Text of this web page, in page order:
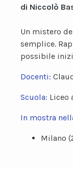
di Niccolò
Un mistero
semplice.
possibile
Docenti:
Scuola: Liceo
In mostra
Milano